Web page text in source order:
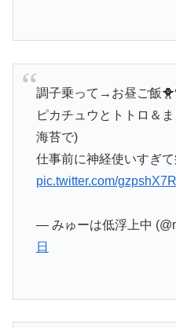
調子乗って→お昼ご飯
ピカチュウとトトロ＆
海苔で)
仕事前に神経使いすぎ
pic.twitter.com/
— みゅーは低浮上中
日